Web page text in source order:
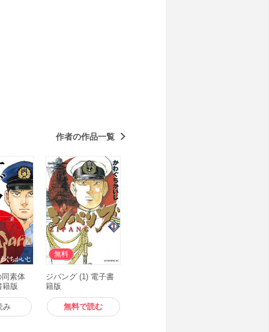
作者の作品一覧
素体
籍版
み
無料
ジパング (1) 電子書
籍版
無料で読む